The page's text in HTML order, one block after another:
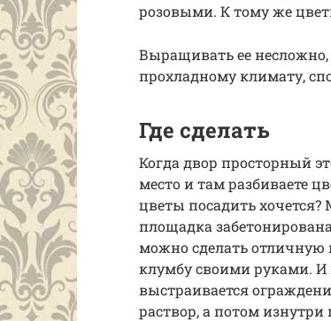
розовыми. К тому же
Выращивать ее несложно,
прохладному климату,
Где сделать
Когда двор просторный
место и там разбиваете
цветы посадить
площадка
можно сделать
клумбу своими руками.
выстраивается
раствор, а потом